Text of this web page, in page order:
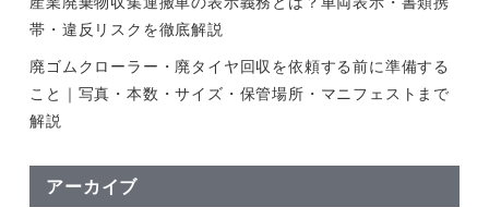
帯・違反リスクを徹底解説
廃ゴムクローラー・廃タイヤ回収を依頼する前に準備する
こと｜写真・本数・サイズ・保管場所・マニフェストまで
解説
アーカイブ